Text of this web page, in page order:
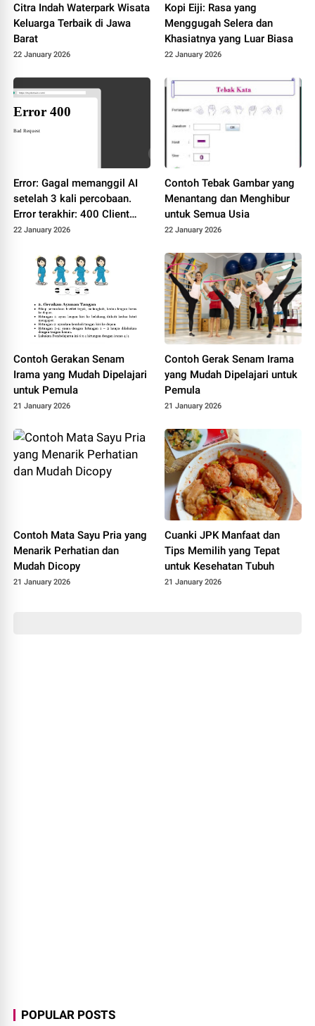
Citra Indah Waterpark Wisata
Keluarga Terbaik di Jawa
Barat
22 January 2026
Kopi Eiji: Rasa yang
Menggugah Selera dan
Khasiatnya yang Luar Biasa
22 January 2026
Error: Gagal memanggil AI
setelah 3 kali percobaan.
Error terakhir: 400 Client
Error: Bad Request for url:
intl.aliyuncs.com/compatibl
mode/v1/chat/completions
22 January 2026
Contoh Tebak Gambar yang
Menantang dan Menghibur
untuk Semua Usia
22 January 2026
Contoh Gerakan Senam
Irama yang Mudah Dipelajari
untuk Pemula
21 January 2026
Contoh Gerak Senam Irama
yang Mudah Dipelajari untuk
Pemula
21 January 2026
Contoh Mata Sayu Pria yang
Menarik Perhatian dan
Mudah Dicopy
21 January 2026
Cuanki JPK Manfaat dan
Tips Memilih yang Tepat
untuk Kesehatan Tubuh
21 January 2026
POPULAR POSTS